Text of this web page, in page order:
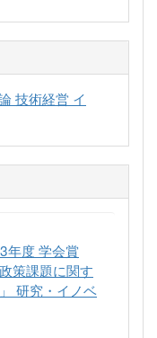
技術経営 イ
年度 学会賞
策課題に関す
研究・イノベ